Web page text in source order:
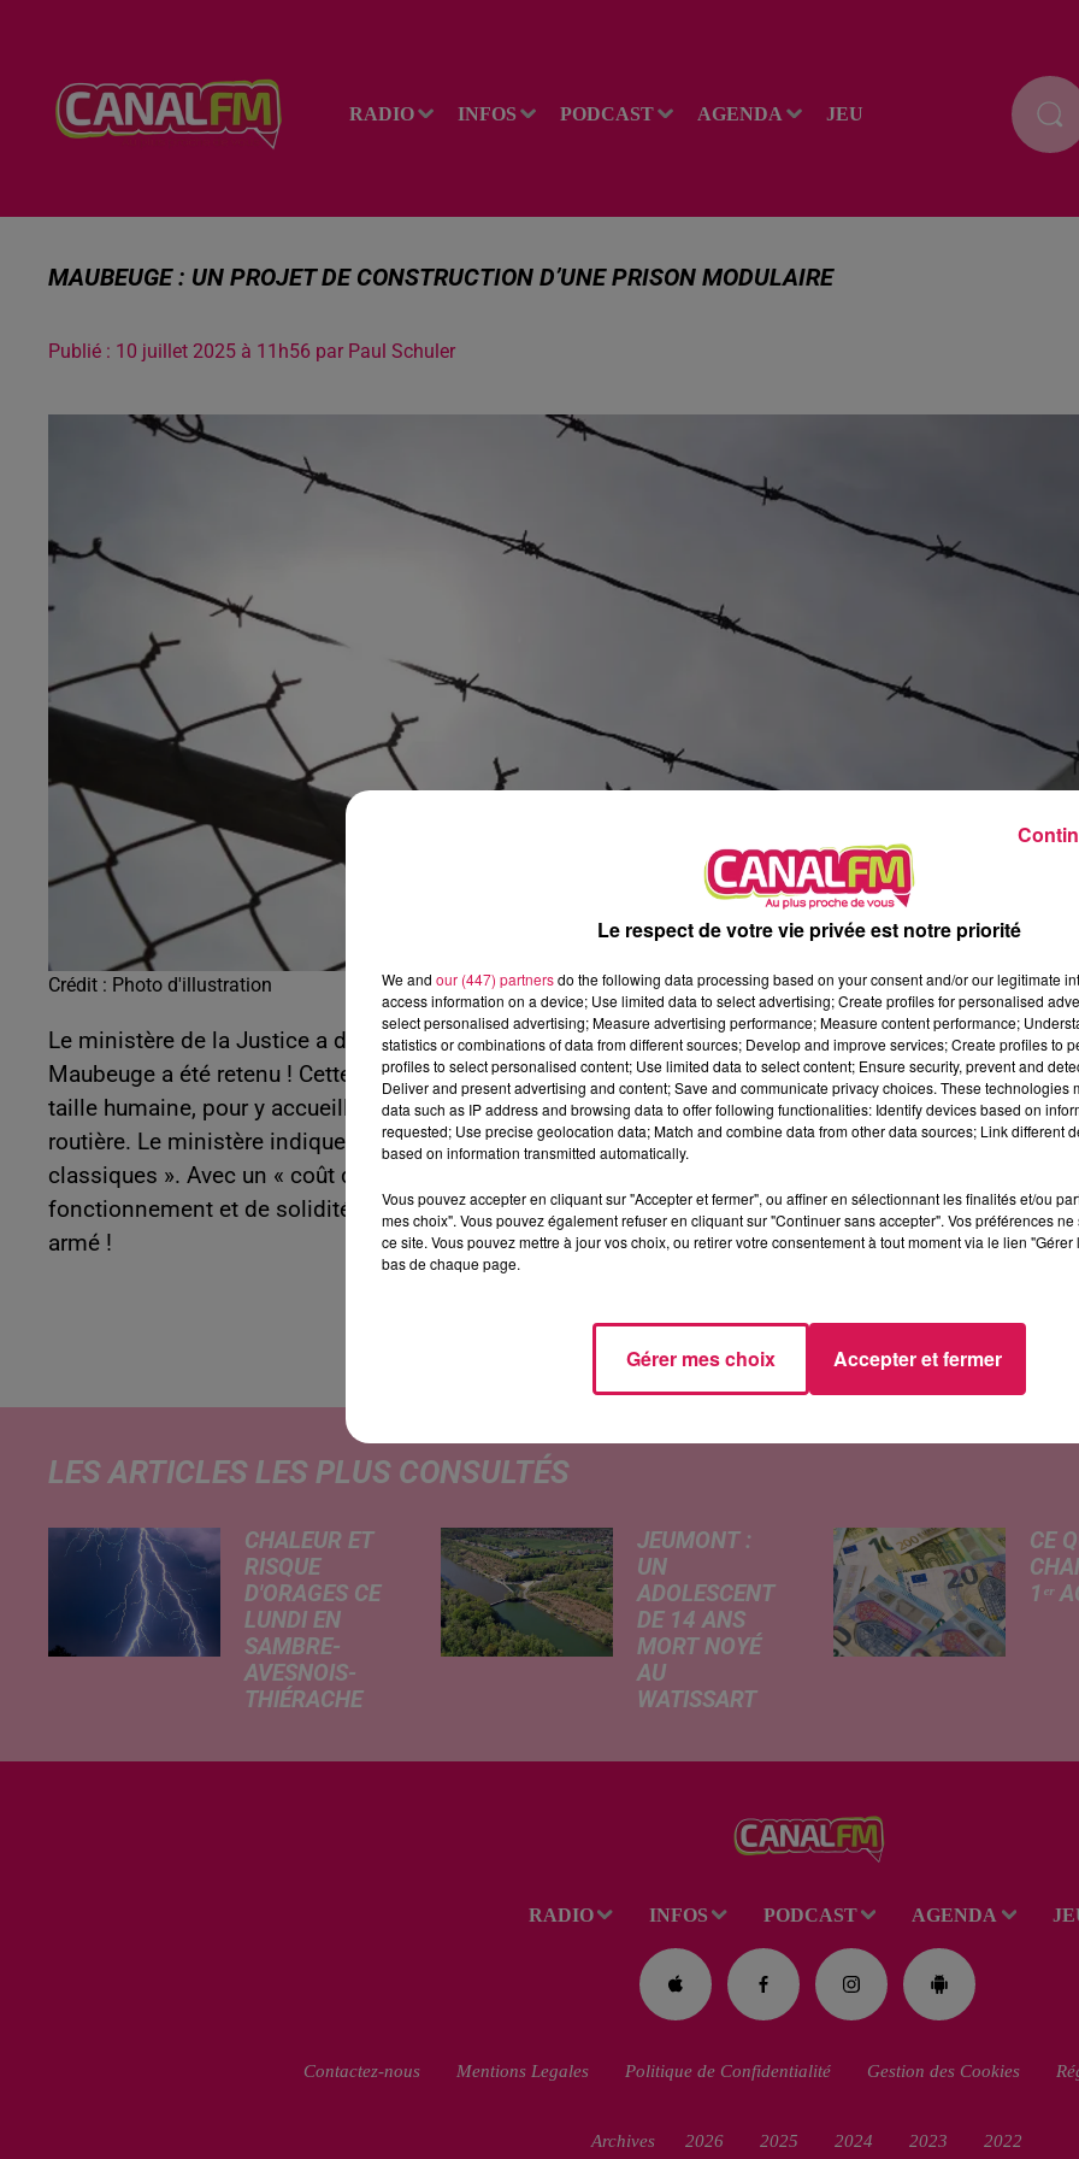
RADIO INFOS PODCAST AGENDA JEU
MAUBEUGE : UN PROJET DE CONSTRUCTION D’UNE PRISON MODULAIRE
Publié : 10 juillet 2025 à 11h56 par Paul Schuler
Crédit : Photo d'illustration
Le ministère de la Justice a dévoilé lundi la liste des prisons modulaires : dans le Nord, le site de
Maubeuge a été retenu ! Cette nouvelle prison pourra héberger jusqu’à 50 personnes. Elle sera donc à
taille humaine, pour y accueillir en particulier les auteurs de violence conjugale et de délinquance
routière. Le ministère indique qu’elle sera « livrable en 18 mois, contre 7 ans pour des
classiques ». Avec un « coût divisé par deux, tout en « garantissant les mêmes standards de
fonctionnement et de solidité, puisque cette nouvelle prison de Maubeuge sera construite en béton
armé !
20h00 - 22h00
Les hits de Canal FM
22h00 - 0h00
La ligne des Auditeurs, la redif
LES ARTICLES LES PLUS CONSULTÉS
CHALEUR ET
RISQUE
D'ORAGES CE
LUNDI EN
SAMBRE-
AVESNOIS-
THIÉRACHE
JEUMONT :
UN
ADOLESCENT
DE 14 ANS
MORT NOYÉ
AU
WATISSART
lundi par nos
confrères de La
perdu la vie dans
le plan d'eau de
la base de loisirs
du...
CE
1ᵉʳ
de
RADIO INFOS PODCAST AGENDA
Contactez-nous Mentions Legales Politique de Confidentialité Gestion des Cookies
Archives 2026 2025 2024 2023 2022
Le respect de votre vie privée est notre priorité
We and our (447) partnersdo the following data processing based on your consent and/or our legitimate
access information on a device; Use limited data to select advertising; Create profiles for personalised
select personalised advertising; Measure advertising performance; Measure content performance;
statistics or combinations of data from different sources; Develop and improve services; Create profiles to
profiles to select personalised content; Use limited data to select content; Ensure security, prevent and
Deliver and present advertising and content; Save and communicate privacy choices. These technologies
data such as IP address and browsing data to offer following functionalities: Identify devices based on
requested; Use precise geolocation data; Match and combine data from other data sources; Link different
based on information transmitted automatically.
Vous pouvez accepter en cliquant sur "Accepter et fermer", ou affiner en sélectionnant les finalités et/ou
mes choix". Vous pouvez également refuser en cliquant sur "Continuer sans accepter". Vos préférences
ce site. Vous pouvez mettre à jour vos choix, ou retirer votre consentement à tout moment via le lien
bas de chaque page.
Gérer mes choix Accepter et fermer